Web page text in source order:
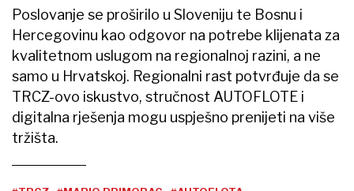
Poslovanje se proširilo u Sloveniju te Bosnu i
Hercegovinu kao odgovor na potrebe klijenata za
kvalitetnom uslugom na regionalnoj razini, a ne
samo u Hrvatskoj. Regionalni rast potvrđuje da se
TRCZ-ovo iskustvo, stručnost AUTOFLOTE i
digitalna rješenja mogu uspješno prenijeti na više
tržišta.